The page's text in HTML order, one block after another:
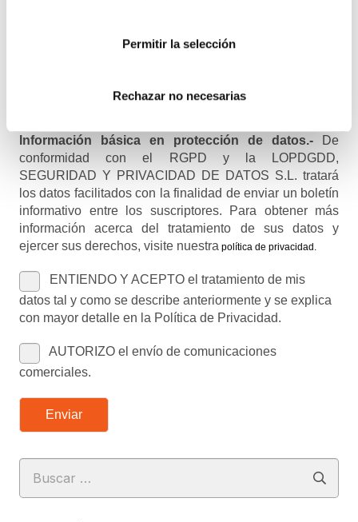
Permitir la selección
Rechazar no necesarias
Información básica en protección de datos.- De
conformidad con el RGPD y la LOPDGDD,
SEGURIDAD Y PRIVACIDAD DE DATOS S.L. tratará
los datos facilitados con la finalidad de enviar un boletín
informativo entre los suscriptores. Para obtener más
información acerca del tratamiento de sus datos y
ejercer sus derechos, visite nuestra política de privacidad .
ENTIENDO Y ACEPTO el tratamiento de mis
datos tal y como se describe anteriormente y se explica
con mayor detalle en la Política de Privacidad.
AUTORIZO el envío de comunicaciones
comerciales.
Enviar
Buscar: